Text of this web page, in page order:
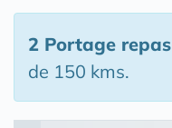
2 Portage repas
de 150 kms.